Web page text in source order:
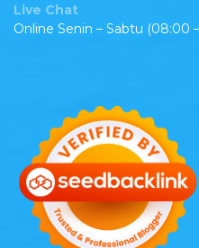
Live Chat
Online Senin – Sabtu (08:00